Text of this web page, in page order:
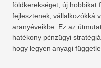
földkerekséget, új hobbikat
fejlesztenek, vállalkozókká
aranyéveikbe. Ez az
hatékony pénzügyi
hogy legyen anyagi